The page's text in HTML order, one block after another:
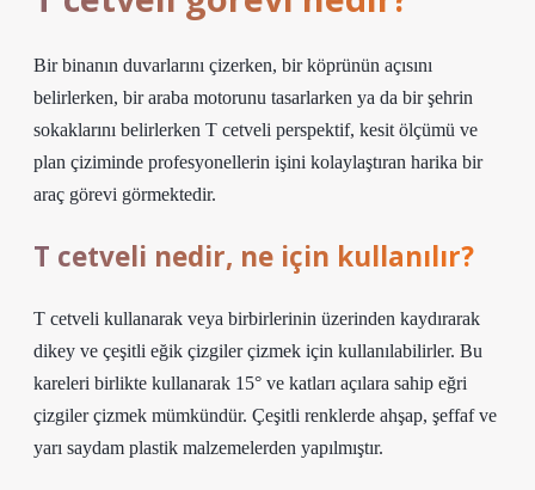
Bir binanın duvarlarını çizerken, bir köprünün açısını
belirlerken, bir araba motorunu tasarlarken ya da bir şehrin
sokaklarını belirlerken T cetveli perspektif, kesit ölçümü ve
plan çiziminde profesyonellerin işini kolaylaştıran harika bir
araç görevi görmektedir.
T cetveli nedir, ne için kullanılır?
T cetveli kullanarak veya birbirlerinin üzerinden kaydırarak
dikey ve çeşitli eğik çizgiler çizmek için kullanılabilirler. Bu
kareleri birlikte kullanarak 15° ve katları açılara sahip eğri
çizgiler çizmek mümkündür. Çeşitli renklerde ahşap, şeffaf ve
yarı saydam plastik malzemelerden yapılmıştır.